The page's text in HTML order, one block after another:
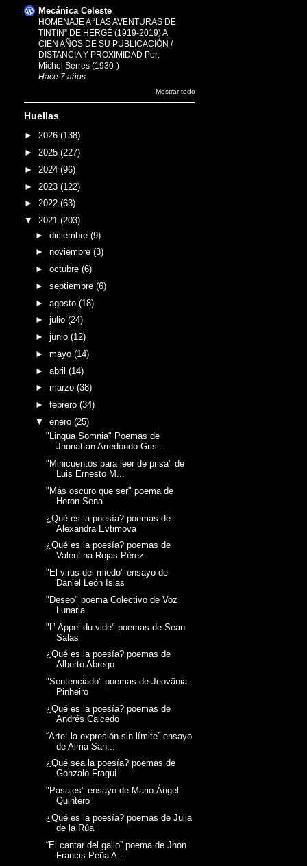
Mecánica Celeste
HOMENAJE A “LAS AVENTURAS DE
TINTIN” DE HERGÉ (1919-2019) A
CIEN AÑOS DE SU PUBLICACIÓN /
DISTANCIA Y PROXIMIDAD Por:
Michel Serres (1930-)
Hace 7 años
Mostrar todo
Huellas
► 2026 (138)
► 2025 (227)
► 2024 (96)
► 2023 (122)
► 2022 (63)
▼ 2021 (203)
► diciembre (9)
► noviembre (3)
► octubre (6)
► septiembre (6)
► agosto (18)
► julio (24)
► junio (12)
► mayo (14)
► abril (14)
► marzo (38)
► febrero (34)
▼ enero (25)
"Lingua Somnia" Poemas de
Jhonattan Arredondo Gris...
"Minicuentos para leer de prisa" de
Luis Ernesto M...
"Más oscuro que ser" poema de
Heron Sena
¿Qué es la poesía? poemas de
Alexandra Evtimova
¿Qué es la poesía? poemas de
Valentina Rojas Pérez
"El virus del miedo" ensayo de
Daniel León Islas
"Deseo" poema Colectivo de Voz
Lunaria
"L’ Appel du vide" poemas de Sean
Salas
¿Qué es la poesía? poemas de
Alberto Abrego
"Sentenciado" poemas de Jeovânia
Pinheiro
¿Qué es la poesía? poemas de
Andrés Caicedo
“Arte: la expresión sin límite” ensayo
de Alma San...
¿Qué sea la poesía? poemas de
Gonzalo Fragui
"Pasajes" ensayo de Mario Ángel
Quintero
¿Qué es la poesía? poemas de Julia
de la Rúa
“El cantar del gallo” poema de Jhon
Francis Peña A...